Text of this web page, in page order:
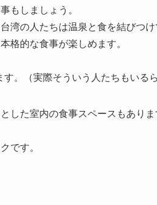
もしましょう。
湾の人たちは温泉と食を結びつ
格的な食事が楽しめます。
。（実際そういう人たちもいるら
した室内の食事スペースもあり
です。